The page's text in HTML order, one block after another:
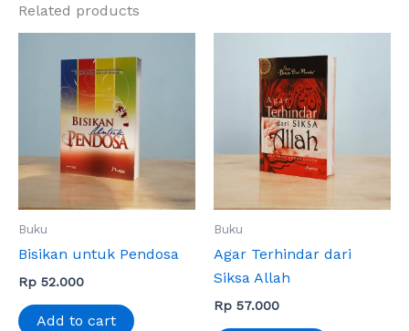
Related products
Buku
Bisikan untuk Pendosa
Rp 52.000
Add to cart
Buku
Agar Terhindar dari
Siksa Allah
Rp 57.000